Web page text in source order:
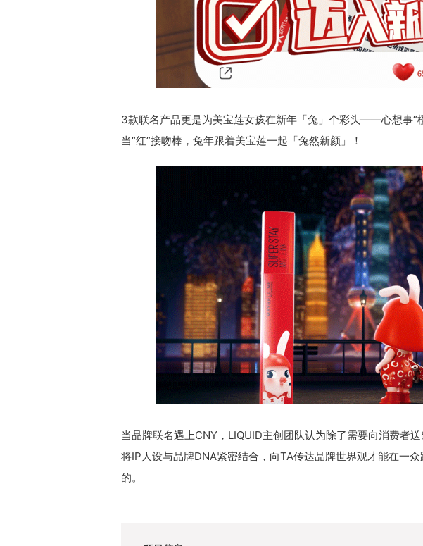
3款联名产品更是为美宝莲女孩在新年「兔」个彩头——心想事“
当“红”接吻棒，兔年跟着美宝莲一起「兔然新颜」！
当品牌联名遇上CNY，LIQUID主创团队认为除了需要向消费者
将IP人设与品牌DNA紧密结合，向TA传达品牌世界观才能在一
的。